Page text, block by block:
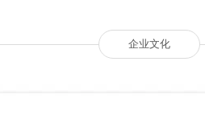
企业文化